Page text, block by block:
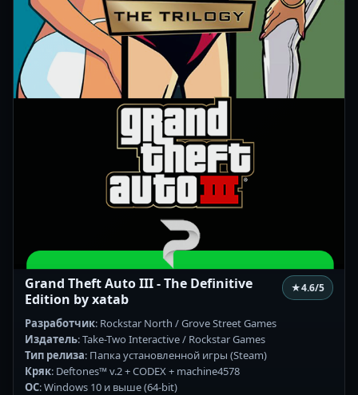
Grand Theft Auto III - The Definitive
Edition by xatab
★4.6/5
Разработчик: Rockstar North / Grove Street Games
Издатель: Take-Two Interactive / Rockstar Games
Тип релиза: Папка установленной игры (Steam)
Кряк: Deftones™ v.2 + CODEX + machine4578
ОС: Windows 10 и выше (64-bit)